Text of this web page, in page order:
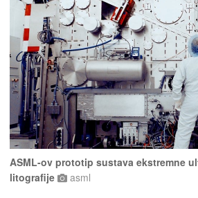
ASML-ov prototip sustava ekstremne
litografije
asml